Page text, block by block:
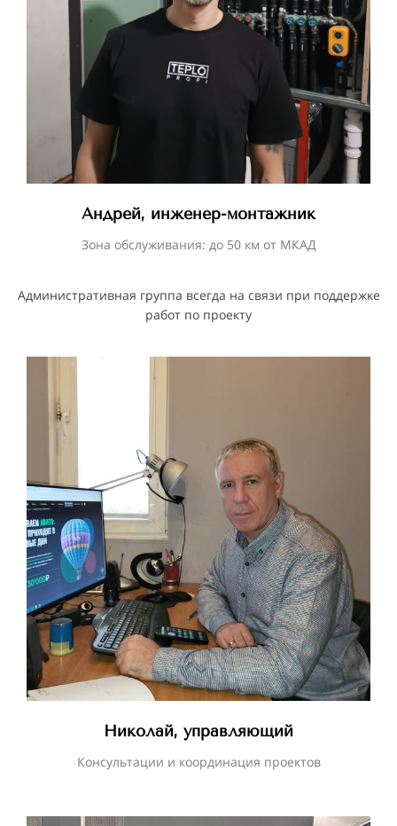
Андрей, инженер-монтажник
Зона обслуживания: до 50 км от МКАД
Административная группа всегда на связи при поддержке
работ по проекту
Николай, управляющий
Консультации и координация проектов